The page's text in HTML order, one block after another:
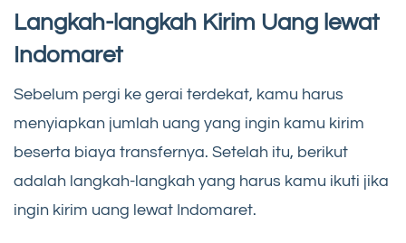
Langkah-langkah Kirim Uang lewat
Indomaret
Sebelum pergi ke gerai terdekat, kamu harus
menyiapkan jumlah uang yang ingin kamu kirim
beserta biaya transfernya. Setelah itu, berikut
adalah langkah-langkah yang harus kamu ikuti jika
ingin kirim uang lewat Indomaret.